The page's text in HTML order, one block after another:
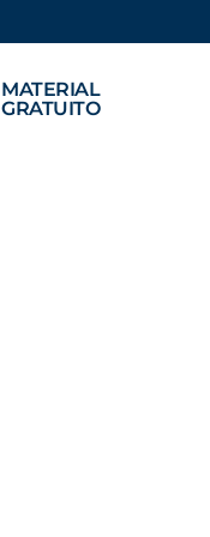
MATERIAL
GRATUITO